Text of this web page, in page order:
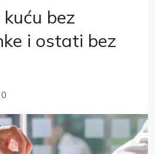
bez
i ostati bez
0